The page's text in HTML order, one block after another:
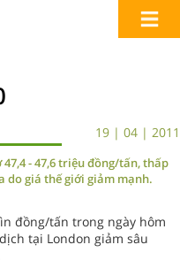
19 | 04 | 2011
- 47,6 triệu đồng/tấn, thấp
do giá thế giới giảm mạnh.
đồng/tấn trong ngày hôm
tại London giảm sâu